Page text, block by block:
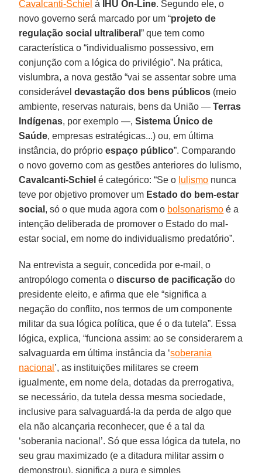
Cavalcanti-Schiel à IHU On-Line. Segundo ele, o
novo governo será marcado por um “projeto de
regulação social ultraliberal” que tem como
característica o “individualismo possessivo, em
conjunção com a lógica do privilégio”. Na prática,
vislumbra, a nova gestão “vai se assentar sobre uma
consideráveldevastação dos bens públicos (meio
ambiente, reservas naturais, bens da União ―Terras
Indígenas, por exemplo ―,Sistema Único de
Saúde, empresas estratégicas...) ou, em última
instância, do próprioespaço público”. Comparando
o novo governo com as gestões anteriores do lulismo,
Cavalcanti-Schiel é categórico: “Se o lulismo nunca
teve por objetivo promover um Estado do bem-estar
social , só o que muda agora com o bolsonarismo é a
intenção deliberada de promover o Estado do mal-
estar social, em nome do individualismo predatório”.
Na entrevista a seguir, concedida por e-mail, o
antropólogo comenta odiscurso de pacificação do
presidente eleito, e afirma que ele “significa a
negação do conflito, nos termos de um componente
militar da sua lógica política, que é o da tutela”. Essa
lógica, explica, “funciona assim: ao se considerarem a
salvaguarda em última instância da ‘soberania
nacional ’, as instituições militares se creem
igualmente, em nome dela, dotadas da prerrogativa,
se necessário, da tutela dessa mesma sociedade,
inclusive para salvaguardá-la da perda de algo que
ela não alcançaria reconhecer, que é a tal da
‘soberania nacional’. Só que essa lógica da tutela, no
seu grau maximizado (e a ditadura militar assim o
demonstrou), significa a pura e simples